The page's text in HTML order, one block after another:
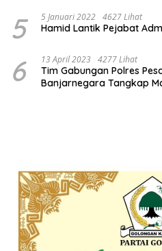
5 5 Januari 2022 4627 Lihat
Hamid Lantik Pejabat
6 13 April 2023 4277 Lihat
Tim Gabungan Polres
Banjarnegara Tangkap